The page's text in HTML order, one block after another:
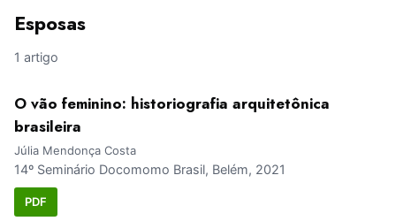
Esposas
1 artigo
O vão feminino: historiografia arquitetônica
brasileira
Júlia Mendonça Costa
14º Seminário Docomomo Brasil, Belém, 2021
PDF